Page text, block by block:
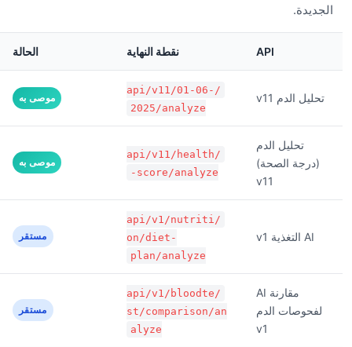
الجديدة.
API نقطة النهاية الحالة
تحليل الدم v11
/api/v11/01-06-
2025/analyze
موصى به
تحليل الدم
(درجة الصحة)
v11
/api/v11/health
-score/analyze
موصى به
AI التغذية v1
/api/v1/nutriti
on/diet-
plan/analyze
مستقر
مقارنة AI
لفحوصات الدم
v1
/api/v1/bloodte
st/comparison/an
alyze
مستقر